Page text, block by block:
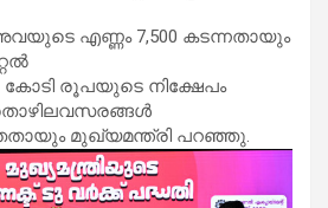
എണ്ണം 7,500 കടന്നതായും
കോടി രൂപയുടെ നിക്ഷേപം
തൊഴിലവസരങ്ങൾ
മുഖ്യമന്ത്രി പറഞ്ഞു.